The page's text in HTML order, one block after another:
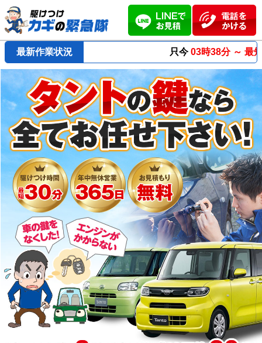
最新作業状況 最短23分で到着！